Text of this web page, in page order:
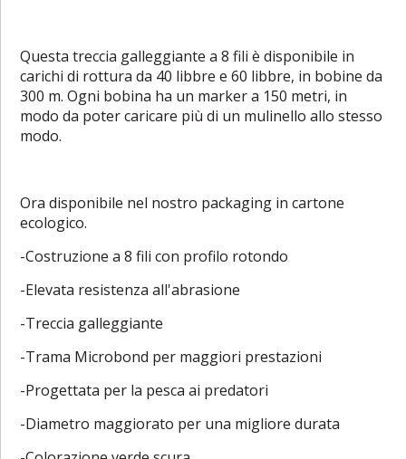
Questa treccia galleggiante a 8 fili è disponibile in
carichi di rottura da 40 libbre e 60 libbre, in bobine da
300 m. Ogni bobina ha un marker a 150 metri, in
modo da poter caricare più di un mulinello allo stesso
modo.
Ora disponibile nel nostro packaging in cartone
ecologico.
-Costruzione a 8 fili con profilo rotondo
-Elevata resistenza all'abrasione
-Treccia galleggiante
-Trama Microbond per maggiori prestazioni
-Progettata per la pesca ai predatori
-Diametro maggiorato per una migliore durata